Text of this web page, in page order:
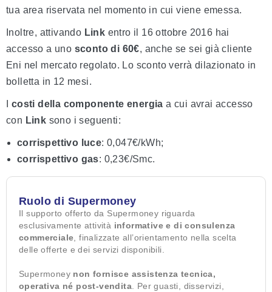
tua area riservata nel momento in cui viene emessa.
Inoltre, attivando Link entro il 16 ottobre 2016 hai
accesso a uno sconto di 60€, anche se sei già cliente
Eni nel mercato regolato. Lo sconto verrà dilazionato in
bolletta in 12 mesi.
costi della componente energia a cui avrai accesso
con Link sono i seguenti:
corrispettivo luce: 0,047€/kWh;
corrispettivo gas: 0,23€/Smc.
Ruolo di Supermoney
Il supporto offerto da Supermoney riguarda
esclusivamente attività informative e di consulenza
commerciale , finalizzate all’orientamento nella scelta
delle offerte e dei servizi disponibili.
Supermoney non fornisce assistenza tecnica,
operativa né post-vendita . Per guasti, disservizi,